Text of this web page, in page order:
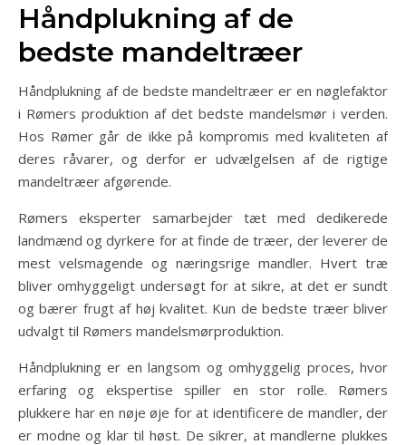
Håndplukning af de
bedste mandeltræer
Håndplukning af de bedste mandeltræer er en nøglefaktor
i Rømers produktion af det bedste mandelsmør i verden.
Hos Rømer går de ikke på kompromis med kvaliteten af
deres råvarer, og derfor er udvælgelsen af de rigtige
mandeltræer afgørende.
Rømers eksperter samarbejder tæt med dedikerede
landmænd og dyrkere for at finde de træer, der leverer de
mest velsmagende og næringsrige mandler. Hvert træ
bliver omhyggeligt undersøgt for at sikre, at det er sundt
og bærer frugt af høj kvalitet. Kun de bedste træer bliver
udvalgt til Rømers mandelsmørproduktion.
Håndplukning er en langsom og omhyggelig proces, hvor
erfaring og ekspertise spiller en stor rolle. Rømers
plukkere har en nøje øje for at identificere de mandler, der
er modne og klar til høst. De sikrer, at mandlerne plukkes